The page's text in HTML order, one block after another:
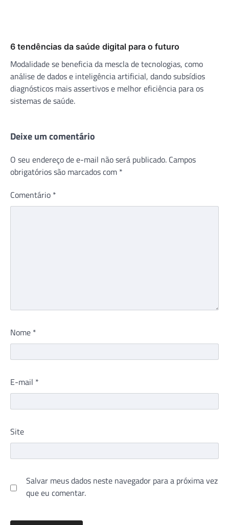
6 tendências da saúde digital para o futuro
Modalidade se beneficia da mescla de tecnologias, como
análise de dados e inteligência artificial, dando subsídios
diagnósticos mais assertivos e melhor eficiência para os
sistemas de saúde.
Deixe um comentário
O seu endereço de e-mail não será publicado. Campos
obrigatórios são marcados com *
Comentário *
Nome *
E-mail *
Site
Salvar meus dados neste navegador para a próxima vez
que eu comentar.